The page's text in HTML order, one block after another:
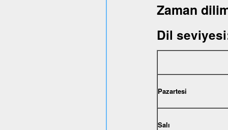
Zaman
Dil
Pazartesi
Salı